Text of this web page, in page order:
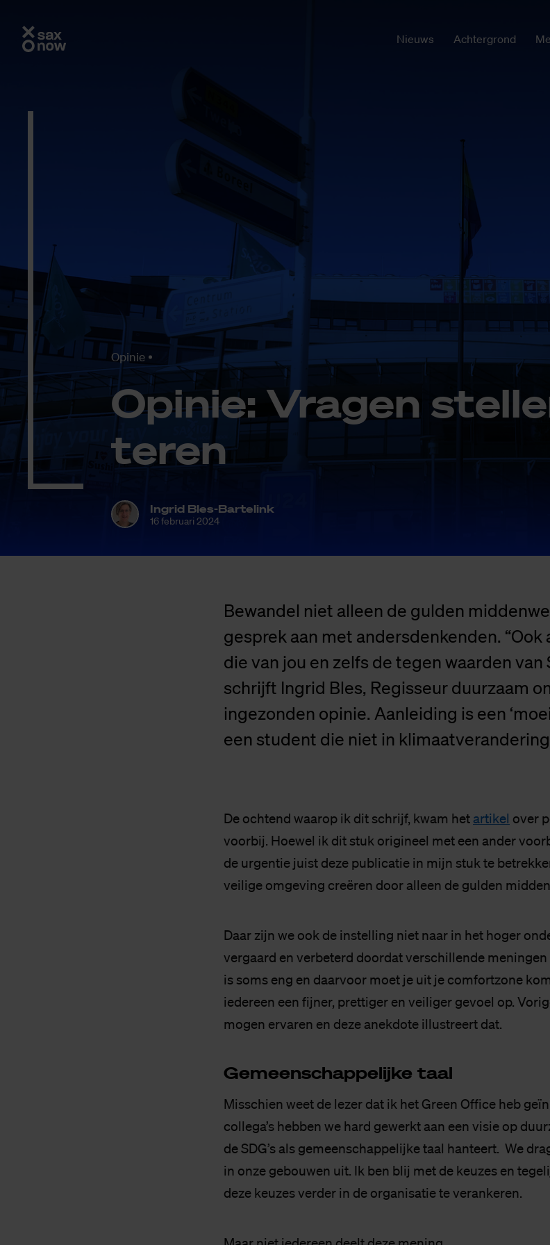
Nieuws Achtergrond
Opinie
Opi­nie: Vra­gen
te­ren
Ingrid Bles-Bartelink
16 februari 2024
Bewandel niet alleen de gulden
gesprek aan met andersdenkenden.
die van jou en zelfs de tegen waarden van
schrijft Ingrid Bles, Regisseur duurzaam
ingezonden opinie. Aanleiding is een
een student die niet in
De ochtend waarop ik dit schrijf, kwam het artikel over
voorbij. Hoewel ik dit stuk origineel met een ander
de urgentie juist deze publicatie in mijn stuk te
veilige omgeving creëren door alleen de gulden
Daar zijn we ook de instelling niet naar in het hoger
vergaard en verbeterd doordat verschillende meningen
is soms eng en daarvoor moet je uit je comfortzone
iedereen een fijner, prettiger en veiliger gevoel op.
mogen ervaren en deze anekdote illustreert dat.
Ge­meen­schap­pe­lij­ke taal
Misschien weet de lezer dat ik het Green Office heb
collega’s hebben we hard gewerkt aan een visie op
de SDG’s als gemeenschappelijke taal hanteert. We
in onze gebouwen uit. Ik ben blij met de keuzes en
deze keuzes verder in de organisatie te verankeren.